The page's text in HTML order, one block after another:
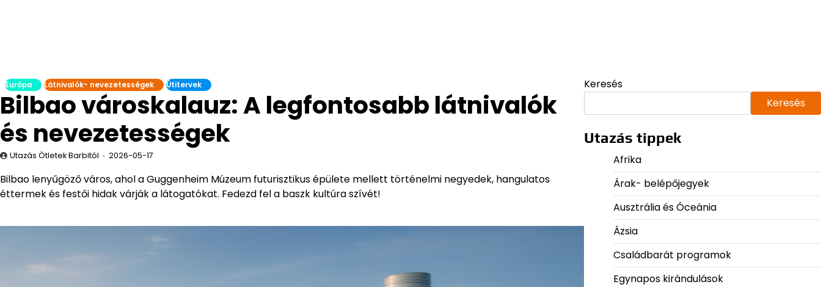
Európa Látnivalók- nevezetességek Útitervek
Bilbao városkalauz: A legfontosabb látnivalók
és nevezetességek
Utazás Ötletek Barbitól 2026-05-17
Bilbao lenyűgöző város, ahol a Guggenheim Múzeum futurisztikus épülete mellett történelmi negyedek, hangulatos
éttermek és festői hidak várják a látogatókat. Fedezd fel a baszk kultúra szívét!
Keresés
Keresés
Utazás tippek
Afrika
Árak- belépőjegyek
Ausztrália és Óceánia
Ázsia
Családbarát programok
Egynapos kirándulások